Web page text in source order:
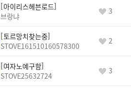
아이리스헤븐로드
브랑냐
3
토르망치찾는중
STOVE161510160578300
2
여자노예구함
STOVE25632724
3